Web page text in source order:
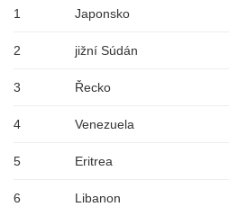
1 Japonsko
2 jižní Súdán
3 Řecko
4 Venezuela
5 Eritrea
6 Libanon